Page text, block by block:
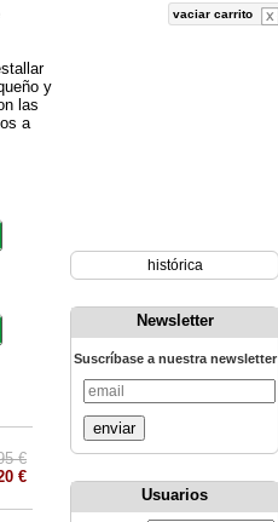
y
las
a
€
€
vaciar carrito
histórica
Newsletter
Suscríbase a nuestra newsletter
enviar
Usuarios